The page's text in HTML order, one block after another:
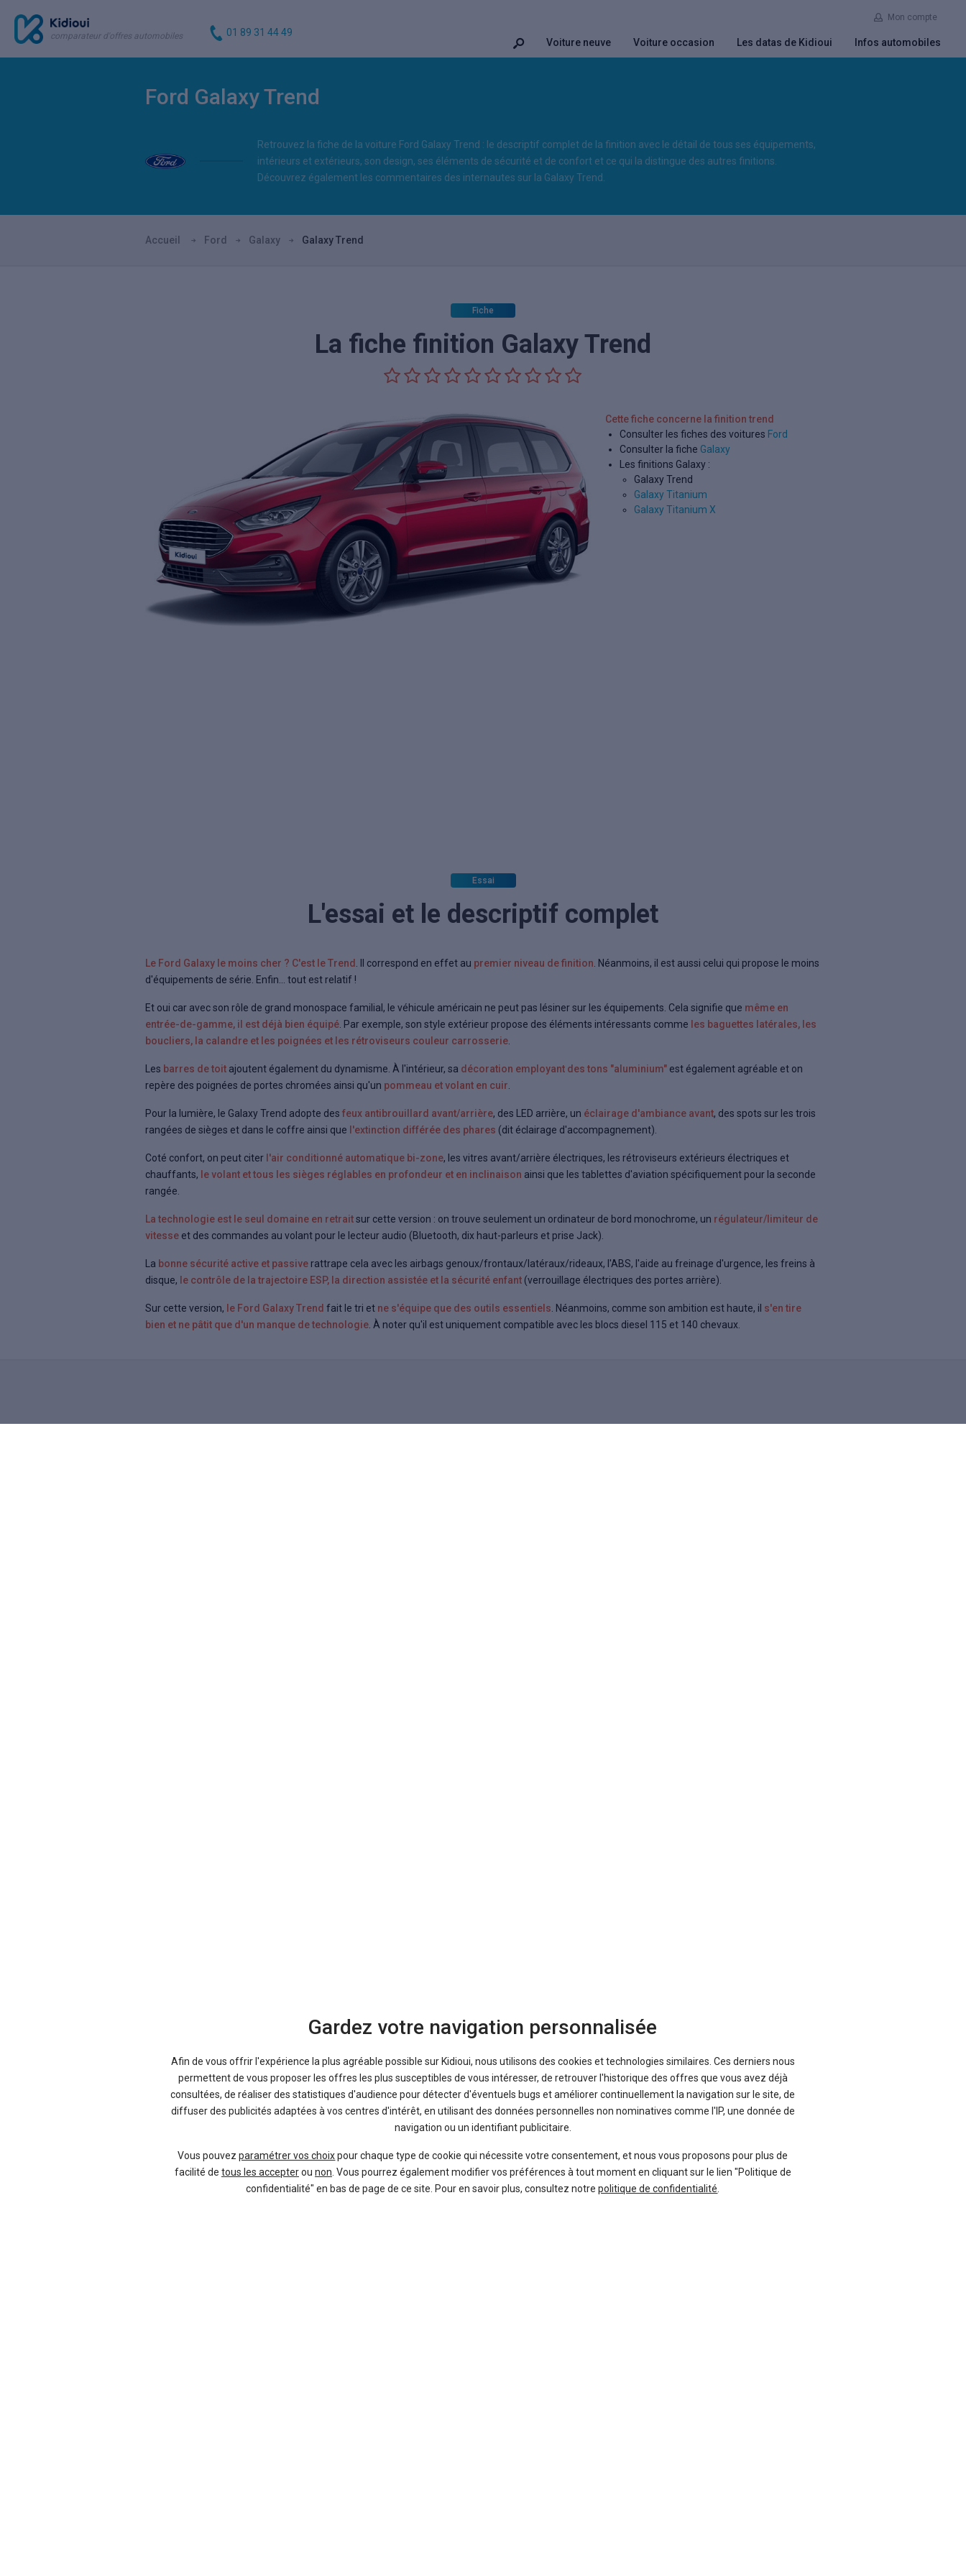
comparateur d'offres automobiles 01 89 31 44 49
Mon compte
Voiture neuve Voiture occasion Les datas de Kidioui Infos automobiles
Ford Galaxy Trend
Retrouvez la fiche de la voiture Ford Galaxy Trend : le descriptif complet de la finition avec le détail de tous ses équipements,
intérieurs et extérieurs, son design, ses éléments de sécurité et de confort et ce qui la distingue des autres finitions.
Découvrez également les commentaires des internautes sur la Galaxy Trend.
Accueil Ford Galaxy Galaxy Trend
Fiche
La fiche finition Galaxy Trend
Cette fiche concerne la finition trend
Consulter les fiches des voitures Ford
Consulter la fiche Galaxy
Les finitions Galaxy :
Galaxy Trend
Galaxy Titanium
Galaxy Titanium X
Essai
L'essai et le descriptif complet
Le Ford Galaxy le moins cher ? C'est le Trend . Il correspond en effet au premier niveau de finition. Néanmoins, il est aussi celui qui propose le moins
d'équipements de série. Enfin... tout est relatif !
Et oui car avec son rôle de grand monospace familial, le véhicule américain ne peut pas lésiner sur les équipements. Cela signifie que même en
entrée-de-gamme, il est déjà bien équipé. Par exemple, son style extérieur propose des éléments intéressants comme les baguettes latérales, les
boucliers, la calandre et les poignées et les rétroviseurs couleur carrosserie.
Les barres de toit ajoutent également du dynamisme. À l'intérieur, sa décoration employant des tons "aluminium" est également agréable et on
repère des poignées de portes chromées ainsi qu'un pommeau et volant en cuir.
Pour la lumière, le Galaxy Trend adopte des feux antibrouillard avant/arrière, des LED arrière, un éclairage d'ambiance avant, des spots sur les trois
rangées de sièges et dans le coffre ainsi que l'extinction différée des phares (dit éclairage d'accompagnement).
Coté confort, on peut citer l'air conditionné automatique bi-zone, les vitres avant/arrière électriques, les rétroviseurs extérieurs électriques et
chauffants, le volant et tous les sièges réglables en profondeur et en inclinaison ainsi que les tablettes d'aviation spécifiquement pour la seconde
rangée.
La technologie est le seul domaine en retraitsur cette version : on trouve seulement un ordinateur de bord monochrome, un régulateur/limiteur de
vitesse et des commandes au volant pour le lecteur audio (Bluetooth, dix haut-parleurs et prise Jack).
La bonne sécurité active et passive rattrape cela avec les airbags genoux/frontaux/latéraux/rideaux, l'ABS, l'aide au freinage d'urgence, les freins à
disque, le contrôle de la trajectoire ESP, la direction assistée et la sécurité enfant (verrouillage électriques des portes arrière).
Sur cette version, le Ford Galaxy Trend fait le tri et ne s'équipe que des outils essentiels. Néanmoins, comme son ambition est haute, il s'en tire
bien et ne pâtit que d'un manque de technologie. À noter qu'il est uniquement compatible avec les blocs diesel 115 et 140 chevaux.
Bon plans
En ce moment sur Kidioui
Gardez votre navigation personnalisée
Afin de vous offrir l'expérience la plus agréable possible sur Kidioui, nous utilisons des cookies et technologies similaires. Ces derniers nous
permettent de vous proposer les offres les plus susceptibles de vous intéresser, de retrouver l'historique des offres que vous avez déjà
consultées, de réaliser des statistiques d'audience pour détecter d'éventuels bugs et améliorer continuellement la navigation sur le site, de
diffuser des publicités adaptées à vos centres d'intérêt, en utilisant des données personnelles non nominatives comme l'IP, une donnée de
navigation ou un identifiant publicitaire.
Vous pouvezparamétrer vos choixpour chaque type de cookie qui nécessite votre consentement, et nous vous proposons pour plus de
facilité de tous les accepterou non . Vous pourrez également modifier vos préférences à tout moment en cliquant sur le lien "Politique de
confidentialité" en bas de page de ce site. Pour en savoir plus, consultez notrepolitique de confidentialité